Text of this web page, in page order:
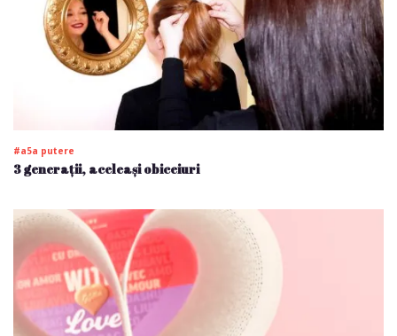
#a5a putere
3 generații, aceleași obiceiuri